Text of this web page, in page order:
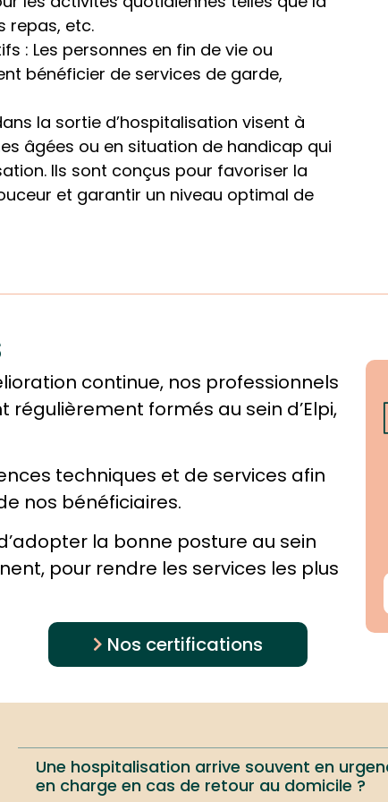
repas, etc.
: Les personnes en fin de vie ou
bénéficier de services de garde,
la sortie d’hospitalisation visent à
âgées ou en situation de handicap qui
Ils sont conçus pour favoriser la
et garantir un niveau optimal de
continue, nos professionnels
formés au sein d’Elpi,
techniques et de services afin
nos bénéficiaires.
la bonne posture au sein
pour rendre les services les plus
Nos certifications
Une hospitalisation arrive souvent en
en charge en cas de retour au domicile ?